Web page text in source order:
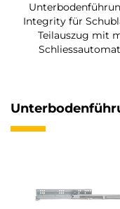
Integrity für
Teilauszug mit